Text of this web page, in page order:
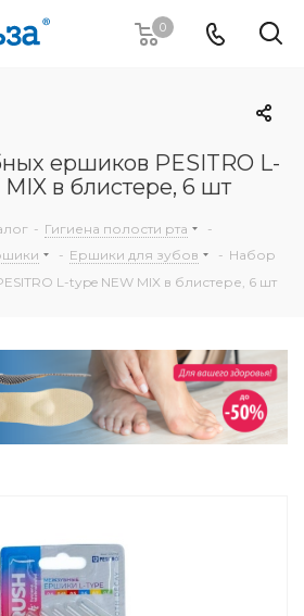
0
ершиков PESITRO L-
в блистере, 6 шт
- Гигиена полости рта
-
- Ершики для зубов - Набор
L-type NEW MIX в блистере, 6 шт